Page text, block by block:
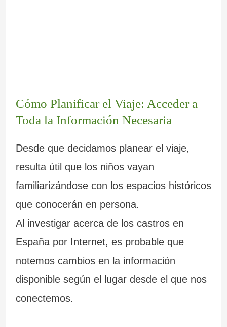
Cómo Planificar el Viaje: Acceder a
Toda la Información Necesaria
Desde que decidamos planear el viaje,
resulta útil que los niños vayan
familiarizándose con los espacios históricos
que conocerán en persona.
Al investigar acerca de los castros en
España por Internet, es probable que
notemos cambios en la información
disponible según el lugar desde el que nos
conectemos.